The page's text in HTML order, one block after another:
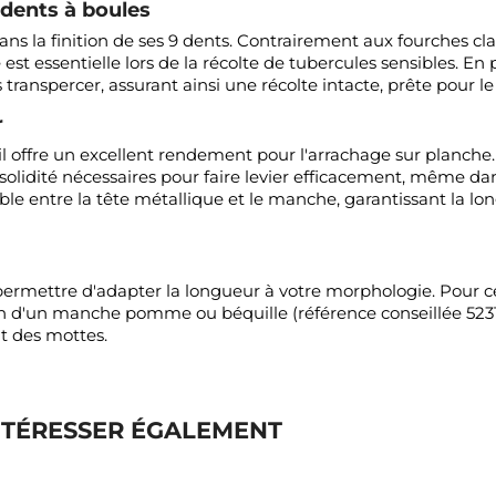
à boules
la finition de ses 9 dents. Contrairement aux fourches
essentielle lors de la récolte de tubercules sensibles.
assurant ainsi une récolte intacte, prête pour
un excellent rendement pour l'arrachage sur
nécessaires pour faire levier efficacement, même
entre la tête métallique et le manche, garantissant la
d'adapter la longueur à votre morphologie. Pour
manche pomme ou béquille (référence conseillée
des mottes.
ÉGALEMENT